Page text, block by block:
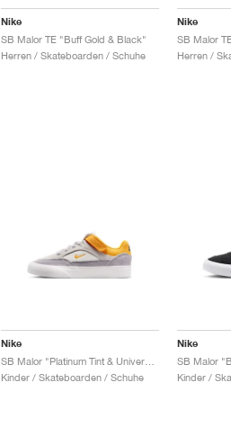
Nike
SB Malor TE "Buff Gold & Black"
Herren / Skateboarden / Schuhe
Nike
Herren /
Nike
SB Malor "Platinum Tint & University Gold"
Kinder / Skateboarden / Schuhe
Nike
SB Malor
Kinder /